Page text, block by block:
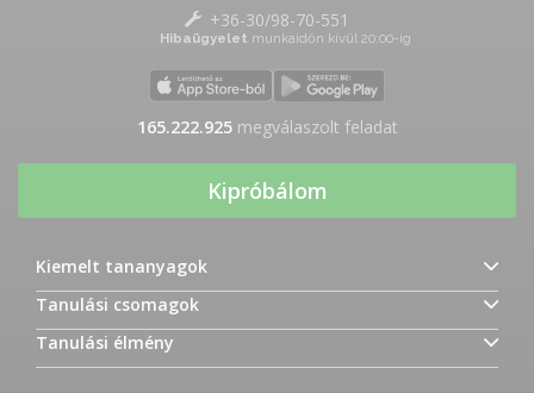
+36-30/98-70-551
Hibaügyelet munkaidőn kívül 20:00-ig
165.222.925megválaszolt feladat
Kipróbálom
Kiemelt tananyagok
Tanulási csomagok
Tanulási élmény